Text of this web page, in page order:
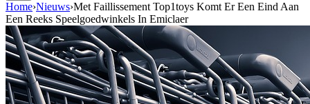
Home›Nieuws›Met Faillissement Top1toys Komt Er Een Eind Aan
Een Reeks Speelgoedwinkels In Emiclaer